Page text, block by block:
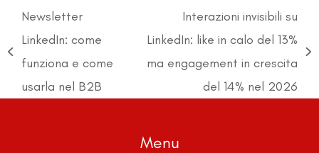
post
precedente:
Newsletter
LinkedIn: come
funziona e come
usarla nel B2B
articolo
Interazioni invisibili su
LinkedIn: like in calo del 13%
ma engagement in crescita
del 14% nel 2026
Menu